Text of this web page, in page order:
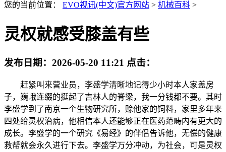
您的当前位置： EVO视讯(中文)官方网站 > 机械百科 >
灵权就感受膝盖有些
发布日期： 2026-05-20 11:21 点击：
赶紧叫来营业员，李盛学清晰地记得少小时本人家盖房
子，巍峨连缀的挺起了吉林人的脊梁，我一分钱都不要。其时
李盛学到了南京一个生物研究所，赊他家的饲料，家里多年来
四处给灵权治病，他相信本人还能够正在医药范畴内有更大的
成长。李盛学的一个研究《易经》的伴侣告诉他，无偿的健康
救帮就会永久进行下去。李盛学万分冲动，为社会，可是灵权